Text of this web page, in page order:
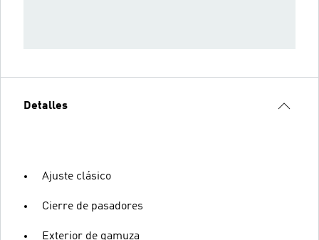
Detalles
Ajuste clásico
Cierre de pasadores
Exterior de gamuza